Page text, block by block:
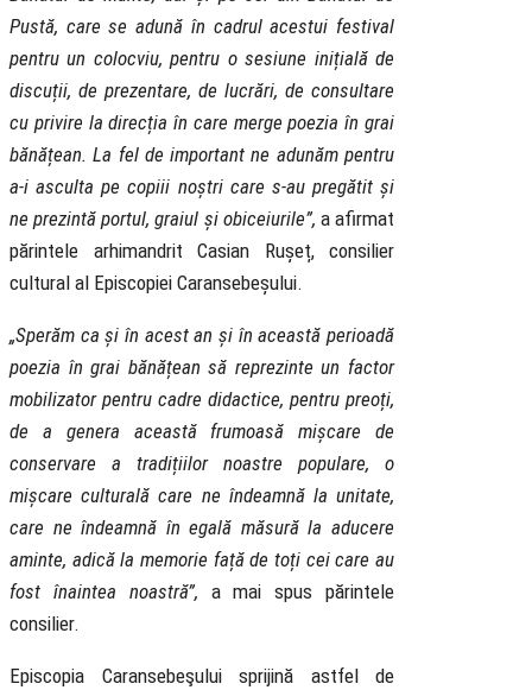
Pustă, care se adună în cadrul acestui festival
pentru un colocviu, pentru o sesiune inițială de
discuții, de prezentare, de lucrări, de consultare
cu privire la direcția în care merge poezia în grai
bănățean. La fel de important ne adunăm pentru
a-i asculta pe copiii noștri care s-au pregătit și
ne prezintă portul, graiul și obiceiurile”, a afirmat
părintele arhimandrit Casian Rușeț, consilier
cultural al Episcopiei Caransebeșului.
„Sperăm ca și în acest an și în această perioadă
poezia în grai bănățean să reprezinte un factor
mobilizator pentru cadre didactice, pentru preoți,
de a genera această frumoasă mișcare de
conservare a tradițiilor noastre populare, o
mișcare culturală care ne îndeamnă la unitate,
care ne îndeamnă în egală măsură la aducere
aminte, adică la memorie față de toți cei care au
fost înaintea noastră”, a mai spus părintele
consilier.
Episcopia Caransebeşului sprijină astfel de